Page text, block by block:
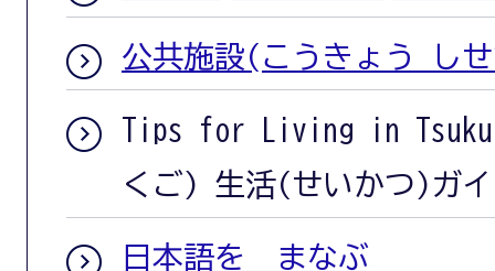
公共施設(こうきょう し
Tips for Living in
くご) 生活(せいかつ)ガ
日本語を まなぶ